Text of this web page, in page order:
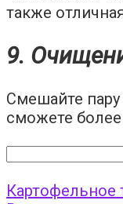
также
9.
Смешайте
сможете
Поиск:
Картофельное